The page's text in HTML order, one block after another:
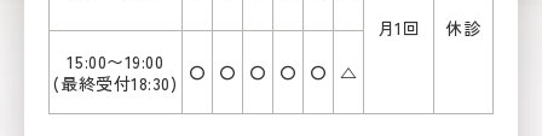
月1回
休診
15:00〜19:00
(最終受付18:30) 〇 〇 〇 〇 〇 △